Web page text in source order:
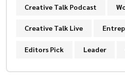
Creative Talk Podcast
Creative Talk Live
Editors Pick Leader